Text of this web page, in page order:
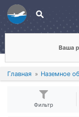
Ваша
Главная Наземное
Фильтр